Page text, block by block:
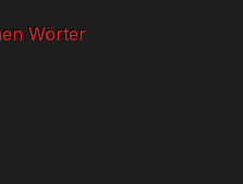
Wörter